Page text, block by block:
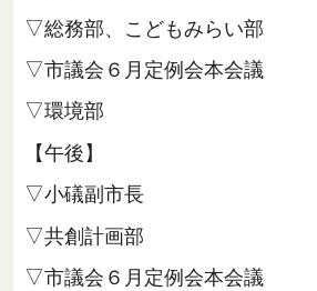
▽総務部、こどもみらい部
▽市議会６月定例会本会議
▽環境部
【午後】
▽小礒副市長
▽共創計画部
▽市議会６月定例会本会議